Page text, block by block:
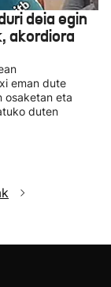
deia egin
akordiora
eman dute
osaketan eta
duten